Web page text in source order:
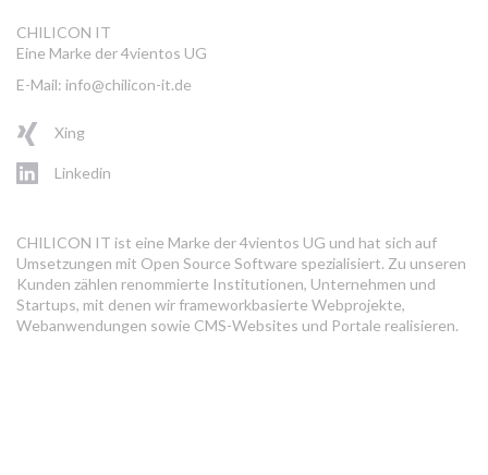
CHILICON IT
Eine Marke der 4vientos UG
E-Mail: info@chilicon-it.de
Xing
Linkedin
CHILICON IT ist eine Marke der 4vientos UG und hat sich auf
Umsetzungen mit Open Source Software spezialisiert. Zu unseren
Kunden zählen renommierte Institutionen, Unternehmen und
Startups, mit denen wir frameworkbasierte Webprojekte,
Webanwendungen sowie CMS-Websites und Portale realisieren.